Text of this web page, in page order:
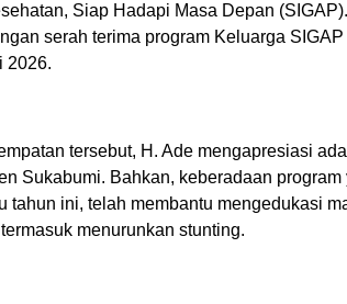
Siap Hadapi Masa Depan
serah terima program Keluarga
2026.
tersebut, H. Ade mengapresiasi
Sukabumi. Bahkan, keberadaan
tahun ini, telah membantu mengedukasi
menurunkan stunting.